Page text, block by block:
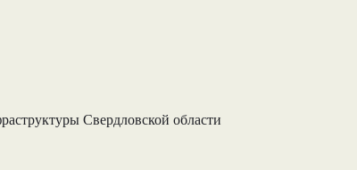
Свердловской области